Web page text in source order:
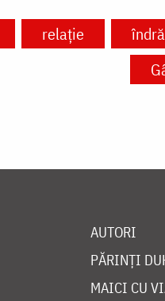
relație
AUTORI
PĂRINȚI
MAICI CU